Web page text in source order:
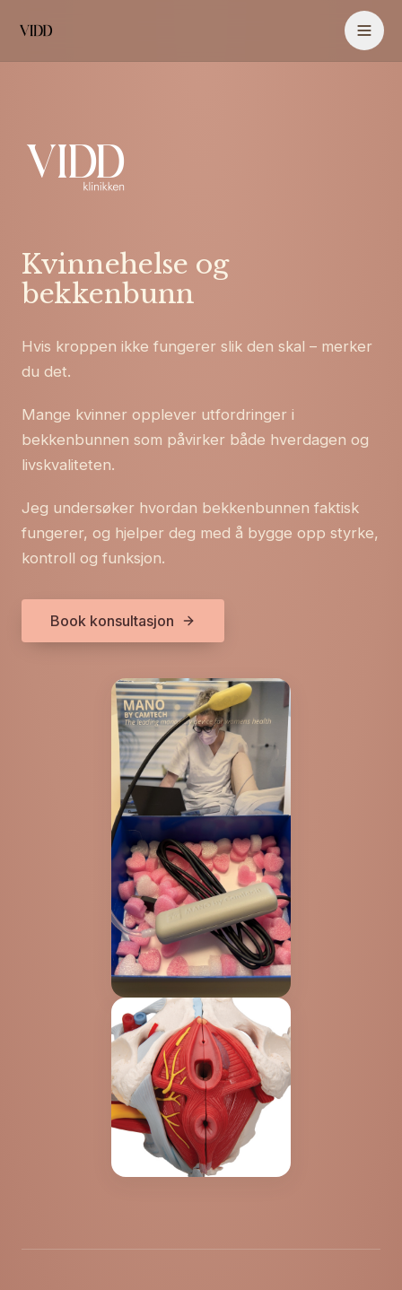
Kvinnehelse og
bekkenbunn
Hvis kroppen ikke fungerer slik den skal – merker
du det.
Mange kvinner opplever utfordringer i
bekkenbunnen som påvirker både hverdagen og
livskvaliteten.
Jeg undersøker hvordan bekkenbunnen faktisk
fungerer, og hjelper deg med å bygge opp styrke,
kontroll og funksjon.
Book konsultasjon